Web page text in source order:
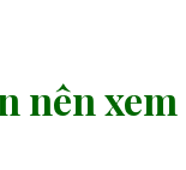
nên xem